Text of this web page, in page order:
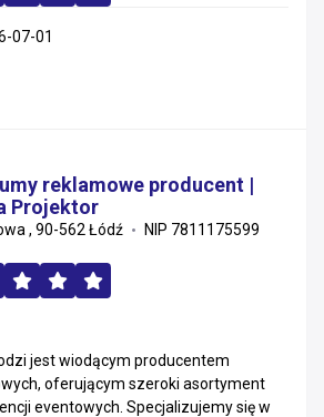
07-01
reklamowe producent |
Projektor
, 90-562 Łódź NIP 7811175599
jest wiodącym producentem
oferującym szeroki asortyment
eventowych. Specjalizujemy się w